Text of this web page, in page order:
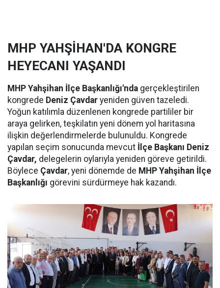
MHP YAHŞİHAN'DA KONGRE
HEYECANI YAŞANDI
MHP Yahşihan İlçe Başkanlığı'nda gerçekleştirilen
kongrede Deniz Çavdar yeniden güven tazeledi.
Yoğun katılımla düzenlenen kongrede partililer bir
araya gelirken, teşkilatın yeni dönem yol haritasına
ilişkin değerlendirmelerde bulunuldu. Kongrede
yapılan seçim sonucunda mevcut İlçe Başkanı Deniz
Çavdar, delegelerin oylarıyla yeniden göreve getirildi.
Böylece Çavdar, yeni dönemde de MHP Yahşihan İlçe
Başkanlığı görevini sürdürmeye hak kazandı.